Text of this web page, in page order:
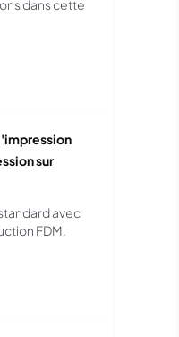
dans cette
sur
avec
FDM.